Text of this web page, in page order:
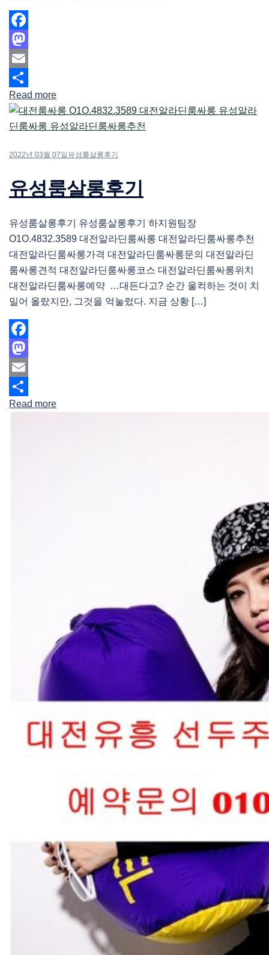
Facebook
Mastodon
Email
Share
Read more
2022년 03월 07일 유성룸살롱후기
유성룸살롱후기
유성룸살롱후기 유성룸살롱후기 하지원팀장
O1O.4832.3589 대전알라딘룸싸롱 대전알라딘룸싸롱추천
대전알라딘룸싸롱가격 대전알라딘룸싸롱문의 대전알라딘
룸싸롱견적 대전알라딘룸싸롱코스 대전알라딘룸싸롱위치
대전알라딘룸싸롱예약 …대든다고? 순간 울컥하는 것이 치
밀어 올랐지만, 그것을 억눌렀다. 지금 상황 […]
Facebook
Mastodon
Email
Share
Read more